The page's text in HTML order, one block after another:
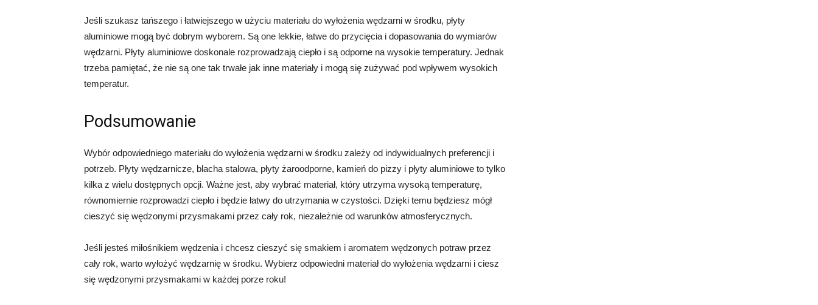
Jeśli szukasz tańszego i łatwiejszego w użyciu materiału do wyłożenia wędzarni w środku, płyty
aluminiowe mogą być dobrym wyborem. Są one lekkie, łatwe do przycięcia i dopasowania do wymiarów
wędzarni. Płyty aluminiowe doskonale rozprowadzają ciepło i są odporne na wysokie temperatury. Jednak
trzeba pamiętać, że nie są one tak trwałe jak inne materiały i mogą się zużywać pod wpływem wysokich
temperatur.
Podsumowanie
Wybór odpowiedniego materiału do wyłożenia wędzarni w środku zależy od indywidualnych preferencji i
potrzeb. Płyty wędzarnicze, blacha stalowa, płyty żaroodporne, kamień do pizzy i płyty aluminiowe to tylko
kilka z wielu dostępnych opcji. Ważne jest, aby wybrać materiał, który utrzyma wysoką temperaturę,
równomiernie rozprowadzi ciepło i będzie łatwy do utrzymania w czystości. Dzięki temu będziesz mógł
cieszyć się wędzonymi przysmakami przez cały rok, niezależnie od warunków atmosferycznych.
Jeśli jesteś miłośnikiem wędzenia i chcesz cieszyć się smakiem i aromatem wędzonych potraw przez
cały rok, warto wyłożyć wędzarnię w środku. Wybierz odpowiedni materiał do wyłożenia wędzarni i ciesz
się wędzonymi przysmakami w każdej porze roku!